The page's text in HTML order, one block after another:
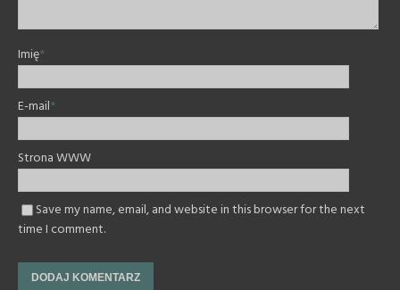
Imię*
E-mail*
Strona WWW
Save my name, email, and website in this browser for the next
time I comment.